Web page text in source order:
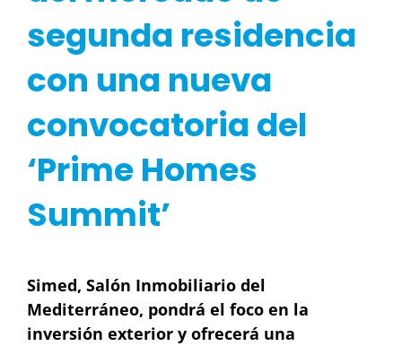
segunda residencia
con una nueva
convocatoria del
‘Prime Homes
Summit’
Simed, Salón Inmobiliario del
Mediterráneo, pondrá el foco en la
inversión exterior y ofrecerá una